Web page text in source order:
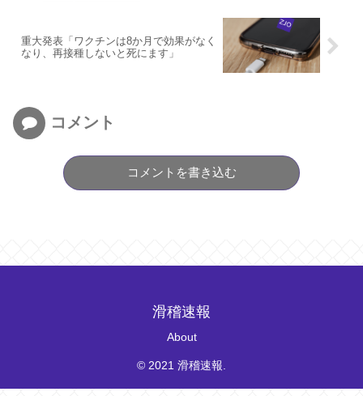
重大発表「ワクチンは8か月で効果がなく
なり、再接種しないと死にます」
コメント
コメントを書き込む
滑稽速報
About
© 2021 滑稽速報.